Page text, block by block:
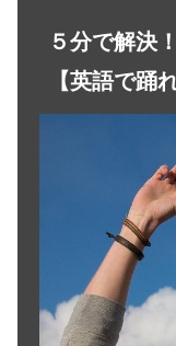
５分で解決
【英語で踊れ